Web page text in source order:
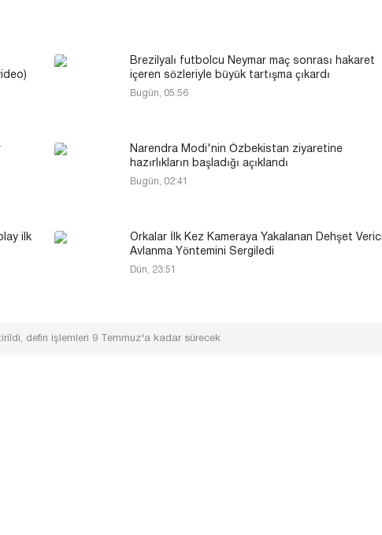
Brezilyalı futbolcu Neymar maç sonrası hakaret
içeren sözleriyle büyük tartışma çıkardı
Bugün, 05:56
Narendra Modi'nin Özbekistan ziyaretine
hazırlıkların başladığı açıklandı
Bugün, 02:41
ilk
Orkalar İlk Kez Kameraya Yakalanan Dehşet Verici
Avlanma Yöntemini Sergiledi
Dün, 23:51
defin işlemleri 9 Temmuz'a kadar sürecek